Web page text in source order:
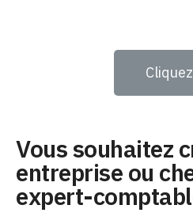
Vous souhaitez
entreprise ou
expert-